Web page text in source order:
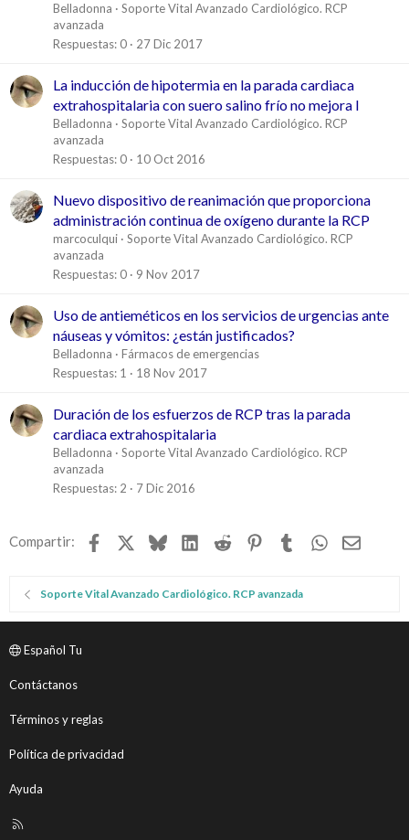
Belladonna
Soporte Vital Avanzado Cardiológico. RCP
avanzada
Respuestas 0 27 Dic 2017
La inducción de hipotermia en la parada cardiaca
extrahospitalaria con suero salino frío no mejora l
Belladonna
Soporte Vital Avanzado Cardiológico. RCP
avanzada
Respuestas 0 10 Oct 2016
Nuevo dispositivo de reanimación que proporciona
administración continua de oxígeno durante la RCP
marcoculqui
Soporte Vital Avanzado Cardiológico. RCP
avanzada
Respuestas 0 9 Nov 2017
Uso de antieméticos en los servicios de urgencias ante
náuseas y vómitos: ¿están justificados?
Belladonna
Fármacos de emergencias
Respuestas 1 18 Nov 2017
Duración de los esfuerzos de RCP tras la parada
cardiaca extrahospitalaria
Belladonna
Soporte Vital Avanzado Cardiológico. RCP
avanzada
Respuestas 2 7 Dic 2016
Compartir: Facebook BlueskyLinkedIn
Reddit Pinterest
TumblrWhatsApp
Email
Soporte Vital Avanzado Cardiológico. RCP avanzada
Español Tu
Contáctanos
Términos y reglas
Política de privacidad
Ayuda
R